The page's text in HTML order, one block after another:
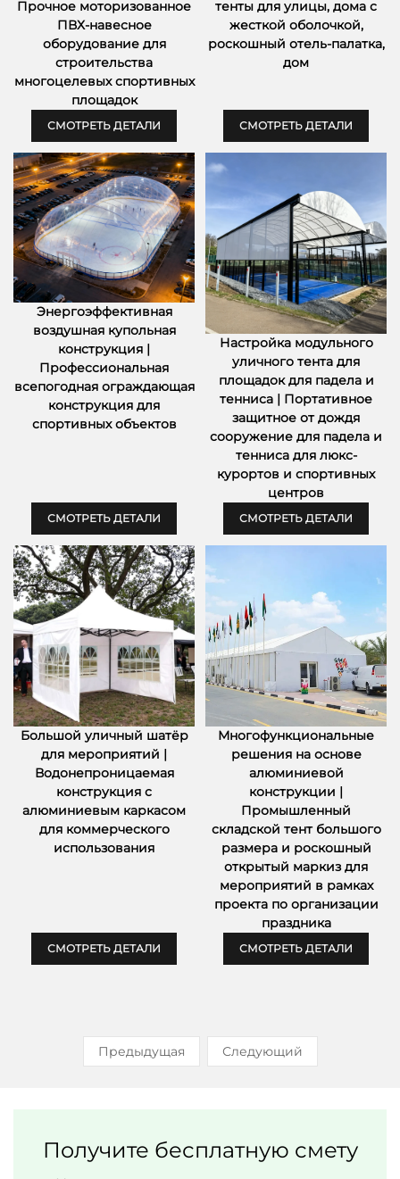
Прочное моторизованное
ПВХ-навесное
оборудование для
строительства
многоцелевых спортивных
площадок
СМОТРЕТЬ ДЕТАЛИ
тенты для улицы, дома с
жесткой оболочкой,
роскошный отель-палатка,
дом
СМОТРЕТЬ ДЕТАЛИ
Энергоэффективная
воздушная купольная
конструкция |
Профессиональная
всепогодная ограждающая
конструкция для
спортивных объектов
СМОТРЕТЬ ДЕТАЛИ
Настройка модульного
уличного тента для
площадок для падела и
тенниса | Портативное
защитное от дождя
сооружение для падела и
тенниса для люкс-
курортов и спортивных
центров
СМОТРЕТЬ ДЕТАЛИ
Большой уличный шатёр
для мероприятий |
Водонепроницаемая
конструкция с
алюминиевым каркасом
для коммерческого
использования
СМОТРЕТЬ ДЕТАЛИ
Многофункциональные
решения на основе
алюминиевой
конструкции |
Промышленный
складской тент большого
размера и роскошный
открытый маркиз для
мероприятий в рамках
проекта по организации
праздника
СМОТРЕТЬ ДЕТАЛИ
Предыдущая Следующий
Получите бесплатную смету